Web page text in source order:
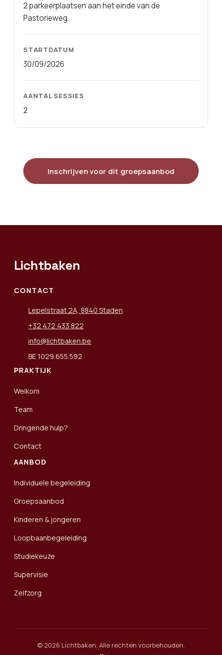
2 parkeerplaatsen aan het einde van de
Pastorieweg.
STARTDATUM
30/09/2026
AANTAL SESSIES
2
Inschrijven voor dit groepsaanbod
Lichtbaken
CONTACT
Lepelstraat 2A, 8840 Staden
+32 472 433 822
info@lichtbaken.be
BE 1029.655.592
PRAKTIJK
Welkom
Team
Dringende hulp?
Contact
AANBOD
Individuele begeleiding
Groepsaanbod
Kinderen & jongeren
Loopbaanbegeleiding
Studiekeuze
Supervisie
Zelfzorg
© 2026 Lichtbaken. Alle rechten voorbehouden.